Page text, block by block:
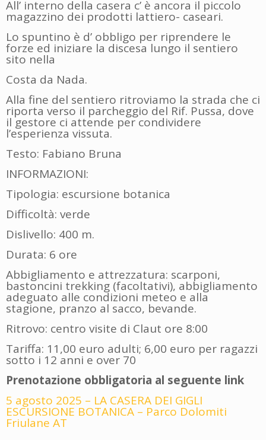
All’ interno della casera c’ è ancora il piccolo
magazzino dei prodotti lattiero- caseari.
Lo spuntino è d’ obbligo per riprendere le
forze ed iniziare la discesa lungo il sentiero
sito nella
Costa da Nada.
Alla fine del sentiero ritroviamo la strada che ci
riporta verso il parcheggio del Rif. Pussa, dove
il gestore ci attende per condividere
l’esperienza vissuta.
Testo: Fabiano Bruna
INFORMAZIONI:
Tipologia: escursione botanica
Difficoltà: verde
Dislivello: 400 m.
Durata: 6 ore
Abbigliamento e attrezzatura: scarponi,
bastoncini trekking (facoltativi), abbigliamento
adeguato alle condizioni meteo e alla
stagione, pranzo al sacco, bevande.
Ritrovo: centro visite di Claut ore 8:00
Tariffa: 11,00 euro adulti; 6,00 euro per ragazzi
sotto i 12 anni e over 70
Prenotazione obbligatoria al seguente link
5 agosto 2025 – LA CASERA DEI GIGLI
ESCURSIONE BOTANICA – Parco Dolomiti
Friulane AT